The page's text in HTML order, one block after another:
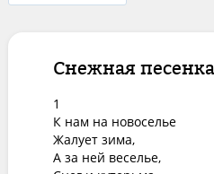
Снежная
1
К нам на новоселье
Жалует зима,
А за ней веселье,